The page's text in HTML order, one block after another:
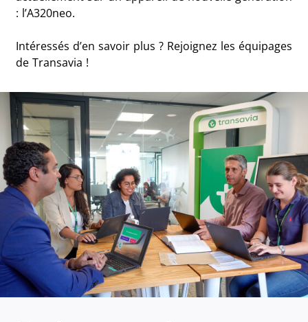
: l’A320neo.
Intéressés d’en savoir plus ? Rejoignez les équipages
de Transavia !